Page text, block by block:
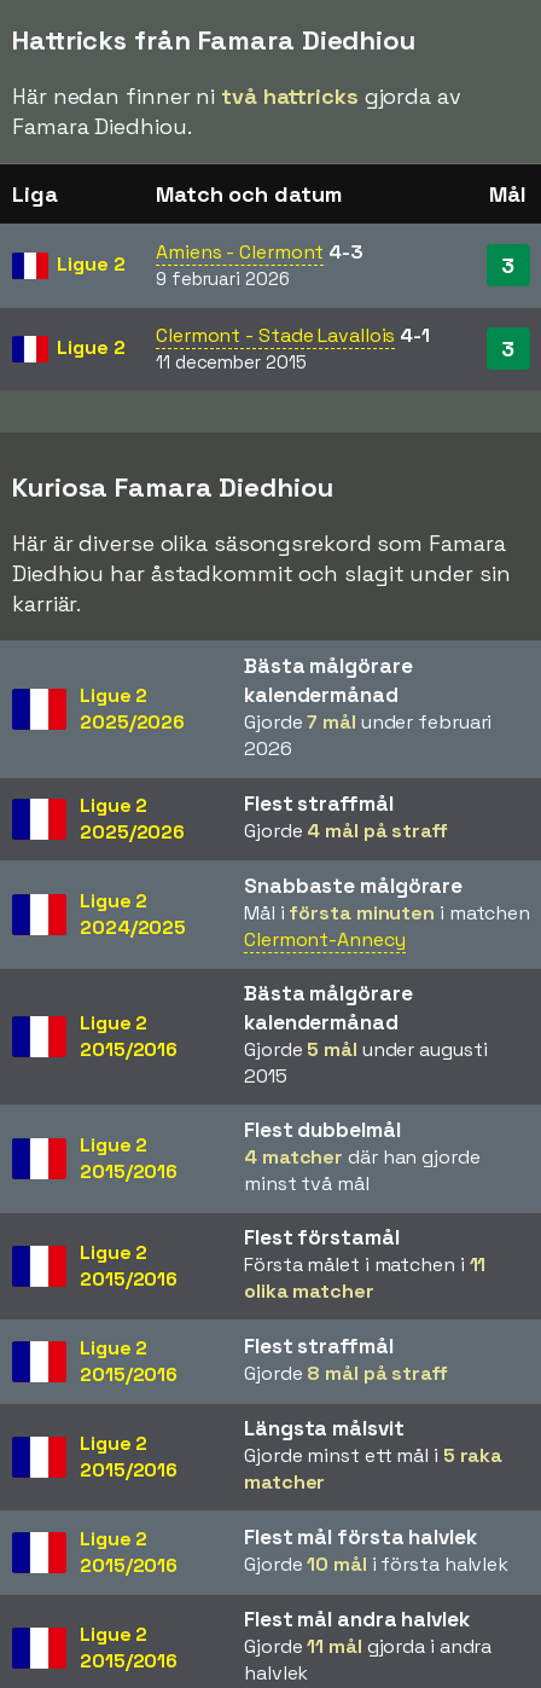
Hattricks från Famara Diedhiou
Här nedan finner ni två hattricks gjorda av
Famara Diedhiou.
Liga Match och datum Mål
Ligue 2 Amiens - Clermont 4-3
9 februari 2026 3
Ligue 2 Clermont - Stade Lavallois 4-1
11 december 2015 3
Kuriosa Famara Diedhiou
Här är diverse olika säsongsrekord som Famara
Diedhiou har åstadkommit och slagit under sin
karriär.
Ligue 2
2025/2026
Bästa målgörare
kalendermånad
Gjorde7 mål under februari
2026
Ligue 2
2025/2026
Flest straffmål
Gjorde 4 mål på straff
Ligue 2
2024/2025
Snabbaste målgörare
Mål i första minuten i matchen
Clermont-Annecy
Ligue 2
2015/2016
Bästa målgörare
kalendermånad
Gjorde 5 mål under augusti
2015
Ligue 2
2015/2016
Flest dubbelmål
4 matcher där han gjorde
minst två mål
Ligue 2
2015/2016
Flest förstamål
Första målet i matchen i 11
olika matcher
Ligue 2
2015/2016
Flest straffmål
Gjorde 8 mål på straff
Ligue 2
2015/2016
Längsta målsvit
Gjorde minst ett mål i 5 raka
matcher
Ligue 2
2015/2016
Flest mål första halvlek
Gjorde10 mål i första halvlek
Ligue 2
2015/2016
Flest mål andra halvlek
Gjorde11 mål gjorda i andra
halvlek